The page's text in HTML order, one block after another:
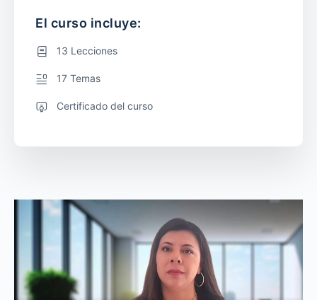
El curso incluye:
13 Lecciones
17 Temas
Certificado del curso